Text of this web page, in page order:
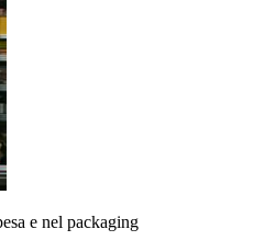
e nel packaging